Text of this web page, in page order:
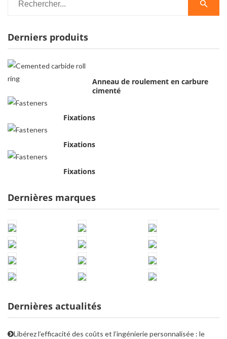
Derniers produits
Anneau de roulement en carbure
cimenté
Fixations
Fixations
Fixations
Dernières marques
Dernières actualités
Libérez l’efficacité des coûts et l’ingénierie personnalisée : le